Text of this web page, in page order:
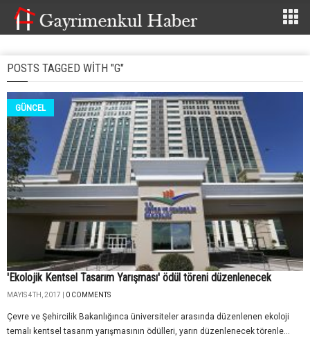
POSTS TAGGED WITH "G"
GÜNCEL
'Ekolojik Kentsel Tasarım Yarışması' ödül töreni düzenlenecek
MAYIS 4TH, 2017 | 0 COMMENTS
Çevre ve Şehircilik Bakanlığınca üniversiteler arasında düzenlenen ekoloji
temalı kentsel tasarım yarışmasının ödülleri, yarın düzenlenecek törenle...